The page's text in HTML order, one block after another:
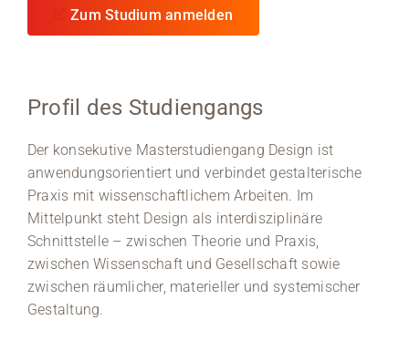
Zum Studium anmelden
Profil des Studiengangs
Der konsekutive Masterstudiengang Design ist
anwendungsorientiert und verbindet gestalterische
Praxis mit wissenschaftlichem Arbeiten. Im
Mittelpunkt steht Design als interdisziplinäre
Schnittstelle – zwischen Theorie und Praxis,
zwischen Wissenschaft und Gesellschaft sowie
zwischen räumlicher, materieller und systemischer
Gestaltung.